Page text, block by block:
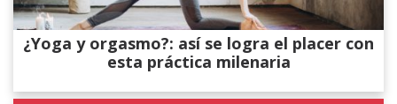
¿Yoga y orgasmo?: así se logra el placer con
esta práctica milenaria